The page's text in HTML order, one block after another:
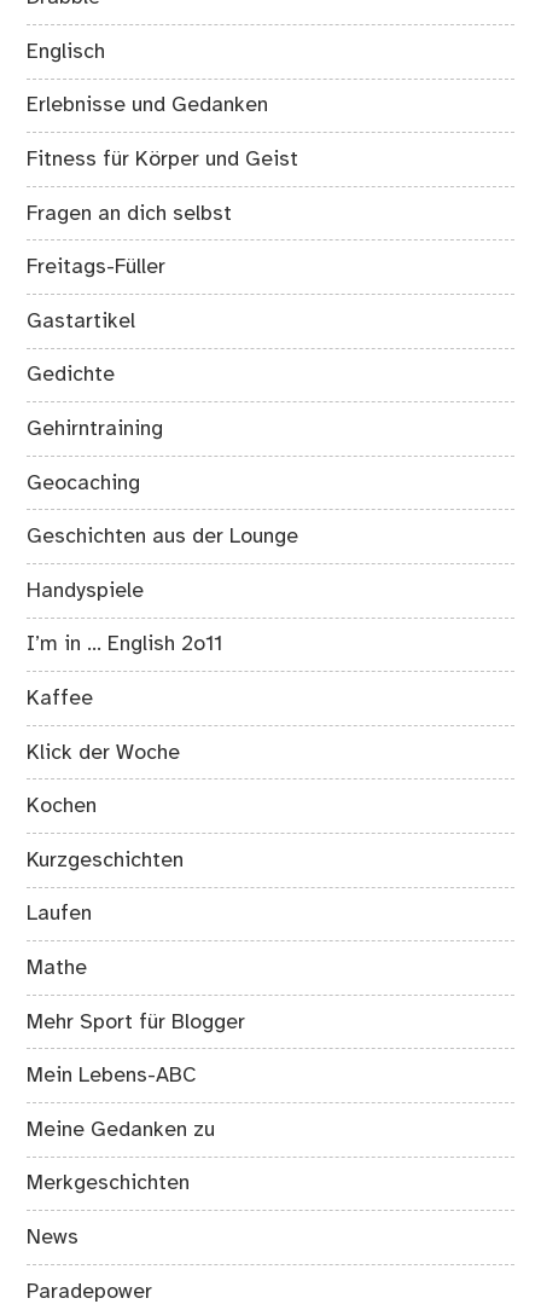
Englisch
Erlebnisse und Gedanken
Fitness für Körper und Geist
Fragen an dich selbst
Freitags-Füller
Gastartikel
Gedichte
Gehirntraining
Geocaching
Geschichten aus der Lounge
Handyspiele
I’m in … English 2o11
Kaffee
Klick der Woche
Kochen
Kurzgeschichten
Laufen
Mathe
Mehr Sport für Blogger
Mein Lebens-ABC
Meine Gedanken zu
Merkgeschichten
News
Paradepower